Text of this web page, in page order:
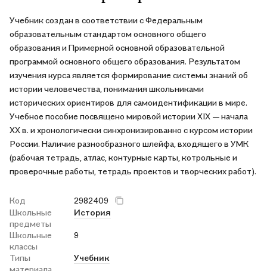
Учебник создан в соответствии с Федеральным
образовательным стандартом основного общего
образования и Примерной основной образовательной
программой основного общего образования. Результатом
изучения курса является формирование системы знаний об
истории человечества, понимания школьниками
исторических ориентиров для самоидентификации в мире.
Учебное пособие посвящено мировой истории XIX — начала
XX в. и хронологически синхронизированно с курсом истории
России. Наличие разнообразного шлейфа, входящего в УМК
(рабочая тетрадь, атлас, контурные карты, котрольные и
проверочные работы, тетрадь проектов и творческих работ).
Код
2982409
Школьные
предметы
История
Школьные
классы
9
Типы
материала
Учебник